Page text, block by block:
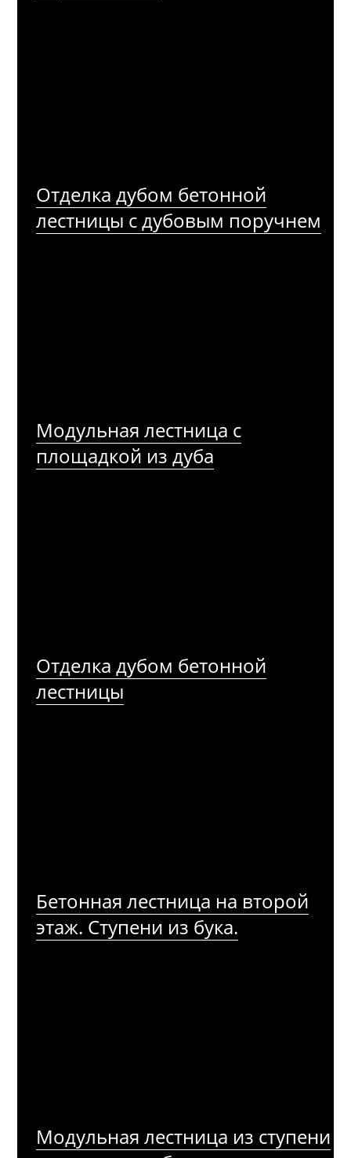
Отделка дубом бетонной
лестницы с дубовым поручнем
Модульная лестница с
площадкой из дуба
Отделка дубом бетонной
лестницы
Бетонная лестница на второй
этаж. Ступени из бука.
Модульная лестница из ступени